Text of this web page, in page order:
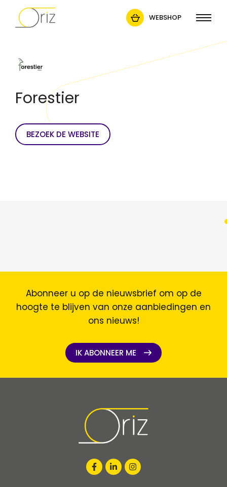
WEBSHOP
Forestier
BEZOEK DE WEBSITE
Abonneer u op de nieuwsbrief om op de
hoogte te blijven van onze aanbiedingen en
ons nieuws!
IK ABONNEER ME